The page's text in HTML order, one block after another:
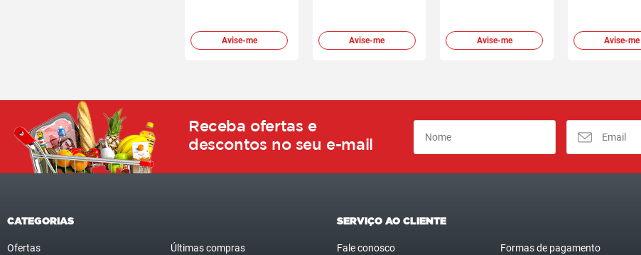
Avise-me Avise-me Avise-me Avise-me
Receba ofertas e
descontos no seu e-mail
CATEGORIAS
Ofertas Últimas compras
SERVIÇO AO CLIENTE
Fale conosco Formas de pagamento